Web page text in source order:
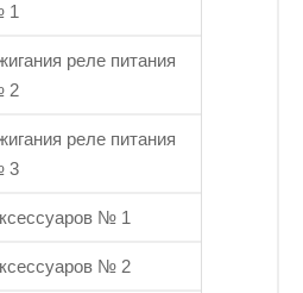
1
реле питания
2
реле питания
3
№ 1
№ 2